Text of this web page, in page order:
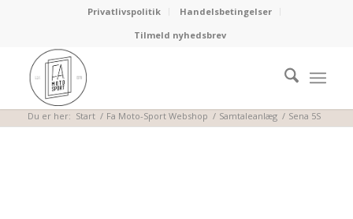
Privatlivspolitik
Handelsbetingelser
Tilmeld nyhedsbrev
Fa Moto-Sport Webshop
Du er her: Start / Fa Moto-Sport Webshop / Samtaleanlæg / Sena 5S